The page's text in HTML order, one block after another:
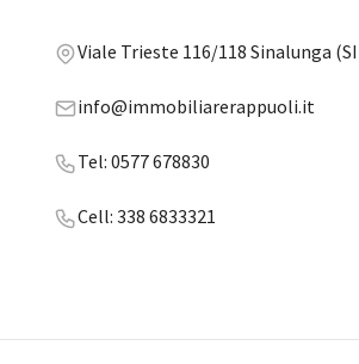
Viale Trieste 116/118 Sinalunga
info@immobiliarerappuoli.it
Tel: 0577 678830
Cell: 338 6833321